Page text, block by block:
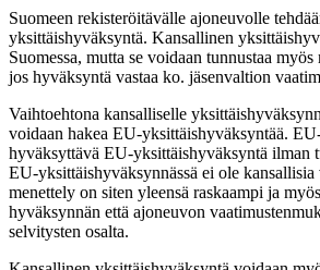
Suomeen rekisteröitävälle ajoneuvolle
yksittäishyväksyntä. Kansallinen
Suomessa, mutta se voidaan tunnustaa myös
jos hyväksyntä vastaa ko. jäsenvaltion
Vaihtoehtona kansalliselle
voidaan hakea EU-yksittäishyväksyntää.
hyväksyttävä EU-yksittäishyväksyntä ilman
EU-yksittäishyväksynnässä ei ole kansallisia
menettely on siten yleensä raskaampi ja
hyväksynnän että ajoneuvon
selvitysten osalta.